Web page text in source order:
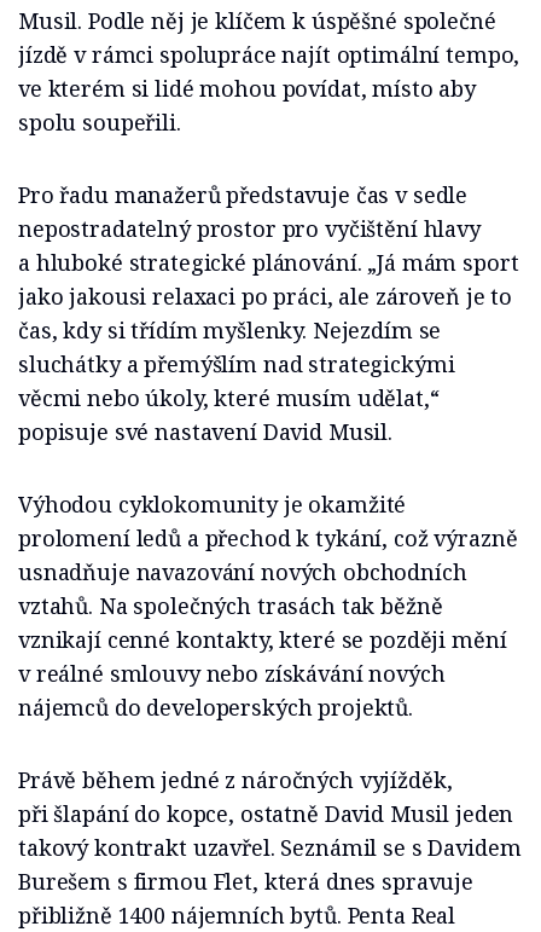
Musil. Podle něj je klíčem k úspěšné společné
jízdě v rámci spolupráce najít optimální tempo,
ve kterém si lidé mohou povídat, místo aby
spolu soupeřili.
Pro řadu manažerů představuje čas v sedle
nepostradatelný prostor pro vyčištění hlavy
a hluboké strategické plánování. „Já mám sport
jako jakousi relaxaci po práci, ale zároveň je to
čas, kdy si třídím myšlenky. Nejezdím se
sluchátky a přemýšlím nad strategickými
věcmi nebo úkoly, které musím udělat,“
popisuje své nastavení David Musil.
Výhodou cyklokomunity je okamžité
prolomení ledů a přechod k tykání, což výrazně
usnadňuje navazování nových obchodních
vztahů. Na společných trasách tak běžně
vznikají cenné kontakty, které se později mění
v reálné smlouvy nebo získávání nových
nájemců do developerských projektů.
Právě během jedné z náročných vyjížděk,
při šlapání do kopce, ostatně David Musil jeden
takový kontrakt uzavřel. Seznámil se s Davidem
Burešem s firmou Flet, která dnes spravuje
přibližně 1400 nájemních bytů. Penta Real